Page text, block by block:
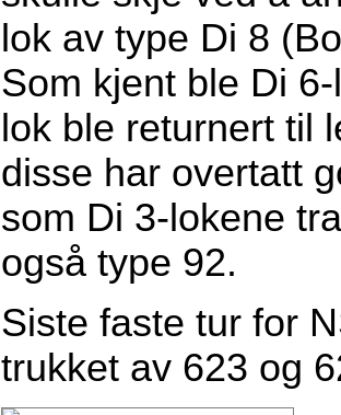
lok av type Di 8
Som kjent ble Di
lok ble returnert til
disse har overtatt
som Di 3-lokene
også type 92.
Siste faste tur for
trukket av 623 og